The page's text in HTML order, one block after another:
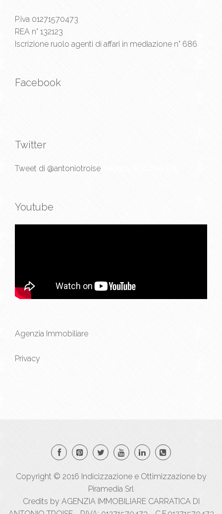
P.iva 01271570473
REA n° 132123
Iscrizione ruolo agenti di affari in mediazione n° 686
Facebook
Twitter
Tweet di @antoniotroise
Youtube
Agenzia Immobiliare
Privacy
Copyright © 2016 Indicizzazionee Ottimizzazioneby
Piramedia Srl
Credits by AGENZIA IMMOBILIARE CARRATICA DI